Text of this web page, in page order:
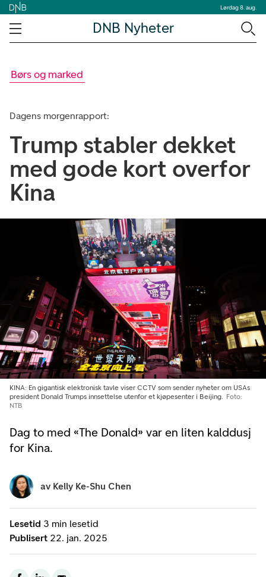
Lørdag 8. aug.
DNB Nyheter
Børs og marked
Dagens morgenrapport:
Trump stabler dekket
med gode kort overfor
Kina
Dag to med «The Donald» var en liten kalddusj
for Kina.
KINA: En gigantisk elektronisk tavle viser CCTV som sender nyheter om USAs
president Donald Trumps innsettelse utenfor et kjøpesenter i Beijing.
Foto:
NTB
Lesetid 3 min lesetid
Publisert 22. jan. 2025
av Kelly Ke-Shu Chen